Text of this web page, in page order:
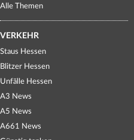
Alle Themen
VERKEHR
Staus Hessen
Blitzer Hessen
Unfälle Hessen
A3 News
A5 News
A661 News